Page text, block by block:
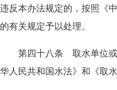
违反本办法规定的，按照《
的有关规定予以处理。
第四十八条 取水单位或
华人民共和国水法》和《取